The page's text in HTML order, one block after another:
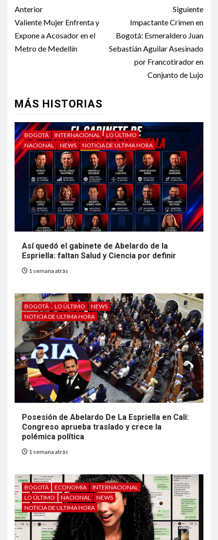
Anterior
Valiente Mujer Enfrenta y
Expone a Acosador en el
Metro de Medellín
Siguiente
Impactante Crimen en
Bogotá: Esmeraldero Juan
Sebastián Aguilar Asesinado
por Francotirador en
Conjunto de Lujo
MÁS HISTORIAS
BOGOTÁ INTERNACIONAL
LO ÚLTIMO
NACIONAL
NEWS NOTICIA DE ULTIMA HORA
Así quedó el gabinete de Abelardo de la
Espriella: faltan Salud y Ciencia por definir
1 semana atrás
BOGOTÁ LO ÚLTIMO
NEWS
NOTICIA DE ULTIMA HORA
Posesión de Abelardo De La Espriella en Cali:
Congreso aprueba traslado y crece la
polémica política
1 semana atrás
BOGOTÁ ECONOMÍA
INTERNACIONAL
LO ÚLTIMO
NACIONAL
NEWS
NOTICIA DE ULTIMA HORA